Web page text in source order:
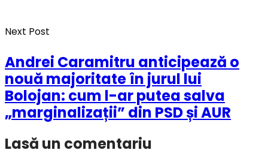
Next Post
Andrei Caramitru anticipează o
nouă majoritate în jurul lui
Bolojan: cum l-ar putea salva
„marginalizații” din PSD și AUR
Lasă un comentariu